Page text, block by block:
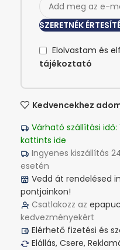
SZERETNÉK
Elolvastam és
tájékoztató
Kedvencekhez
Várható szállítási
kattints ide
Ingyenes kiszállítás
esetén
Vedd át rendelésed
pontjainkon!
Csatlakozz az
kedvezményekért
Elérhető fizetési és
Elállás, Csere,